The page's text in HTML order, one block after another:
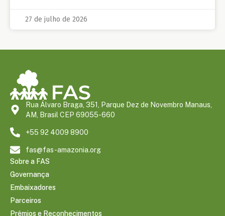
27 de julho de 2026
Rua Álvaro Braga, 351, Parque Dez de Novembro Manaus,
AM, Brasil CEP 69055-660
+55 92 4009 8900
fas@fas-amazonia.org
Sobre a FAS
Governança
Embaixadores
Parceiros
Prêmios e Reconhecimentos